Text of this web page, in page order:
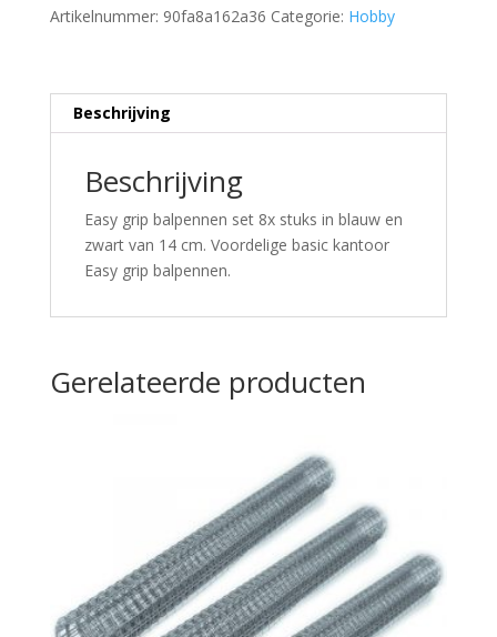
Artikelnummer: 90fa8a162a36 Categorie: Hobby
Beschrijving
Beschrijving
Easy grip balpennen set 8x stuks in blauw en
zwart van 14 cm. Voordelige basic kantoor
Easy grip balpennen.
Gerelateerde producten